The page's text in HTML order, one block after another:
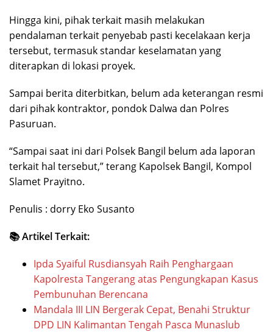
Hingga kini, pihak terkait masih melakukan
pendalaman terkait penyebab pasti kecelakaan kerja
tersebut, termasuk standar keselamatan yang
diterapkan di lokasi proyek.
Sampai berita diterbitkan, belum ada keterangan resmi
dari pihak kontraktor, pondok Dalwa dan Polres
Pasuruan.
“Sampai saat ini dari Polsek Bangil belum ada laporan
terkait hal tersebut,” terang Kapolsek Bangil, Kompol
Slamet Prayitno.
Penulis : dorry Eko Susanto
📚 Artikel Terkait:
Ipda Syaiful Rusdiansyah Raih Penghargaan
Kapolresta Tangerang atas Pengungkapan Kasus
Pembunuhan Berencana
Mandala III LIN Bergerak Cepat, Benahi Struktur
DPD LIN Kalimantan Tengah Pasca Munaslub